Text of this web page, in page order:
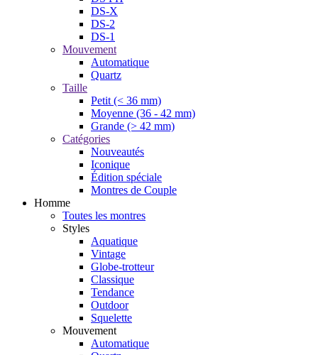
DS-X
DS-2
DS-1
Mouvement
Automatique
Quartz
Taille
Petit (< 36 mm)
Moyenne (36 - 42 mm)
Grande (> 42 mm)
Catégories
Nouveautés
Iconique
Édition spéciale
Montres de Couple
Homme
Toutes les montres
Styles
Aquatique
Vintage
Globe-trotteur
Classique
Tendance
Outdoor
Squelette
Mouvement
Automatique